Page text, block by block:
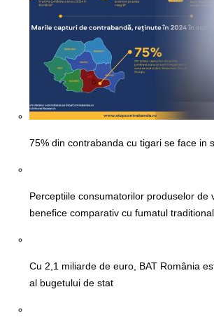
75% din contrabanda cu tigari se face in
Perceptiile consumatorilor produselor de
benefice comparativ cu fumatul traditional
Cu 2,1 miliarde de euro, BAT România
al bugetului de stat